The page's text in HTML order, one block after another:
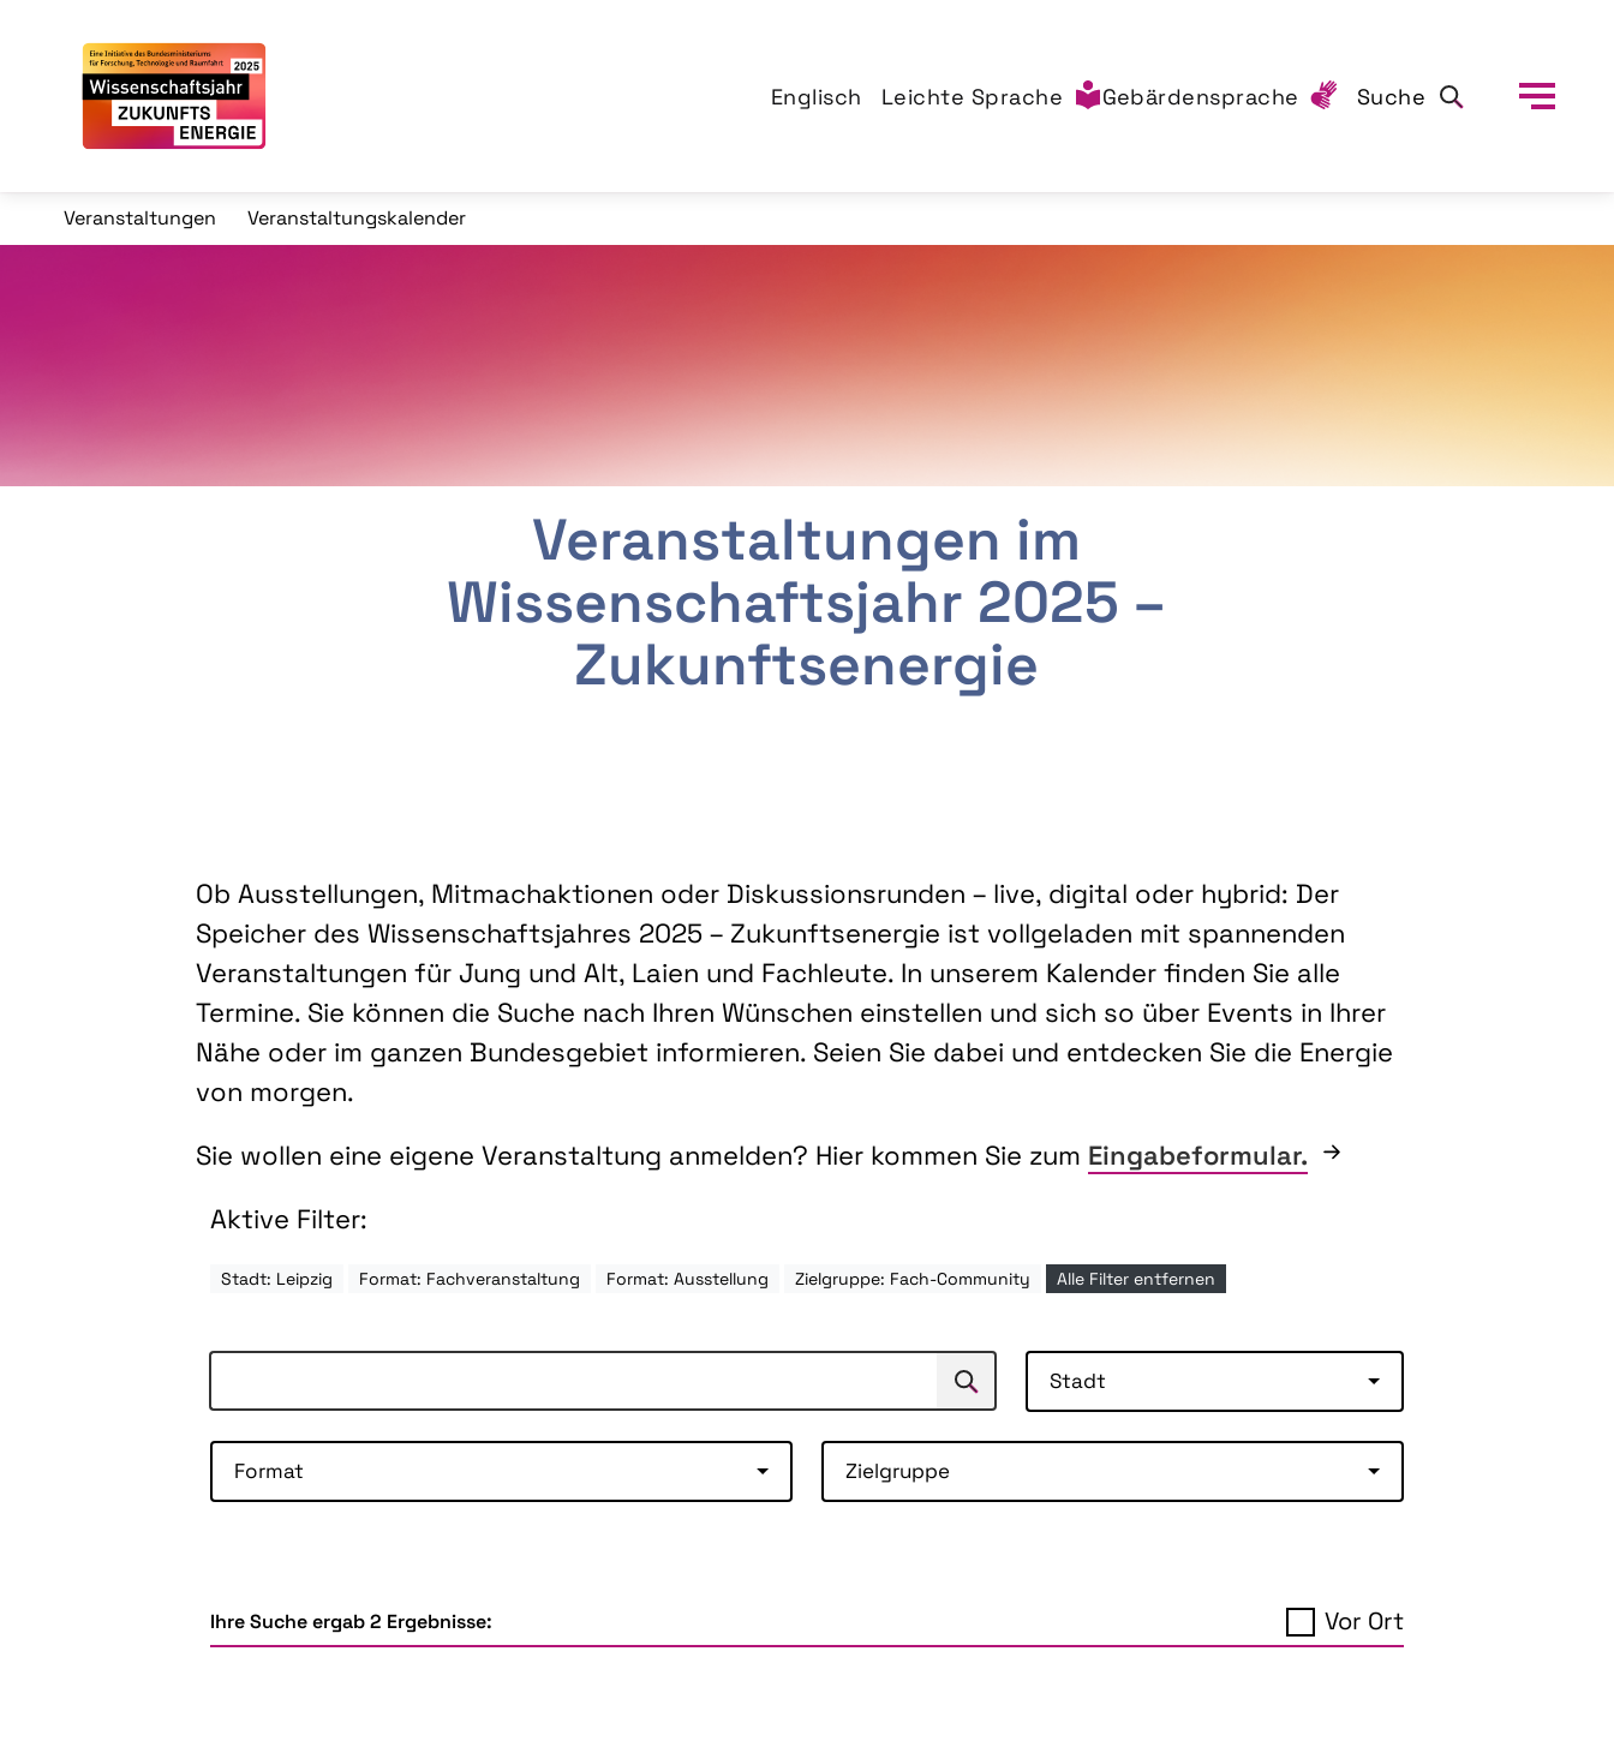
Englisch Leichte Sprache Gebärdensprache Suche
Veranstaltungen Veranstaltungskalender
Veranstaltungen im
Wissenschaftsjahr 2025 –
Zukunftsenergie
Ob Ausstellungen, Mitmachaktionen oder Diskussionsrunden – live, digital oder hybrid: Der
Speicher des Wissenschaftsjahres 2025 – Zukunftsenergie ist vollgeladen mit spannenden
Veranstaltungen für Jung und Alt, Laien und Fachleute. In unserem Kalender finden Sie alle
Termine. Sie können die Suche nach Ihren Wünschen einstellen und sich so über Events in Ihrer
Nähe oder im ganzen Bundesgebiet informieren. Seien Sie dabei und entdecken Sie die Energie
von morgen.
Sie wollen eine eigene Veranstaltung anmelden? Hier kommen Sie zum Eingabeformular.
Aktive Filter:
Stadt: Leipzig Format: Fachveranstaltung Format: Ausstellung Zielgruppe: Fach-Community Alle Filter entfernen
Suchen Stadt
Format Zielgruppe
Ihre Suche ergab 2 Ergebnisse: Vor Ort